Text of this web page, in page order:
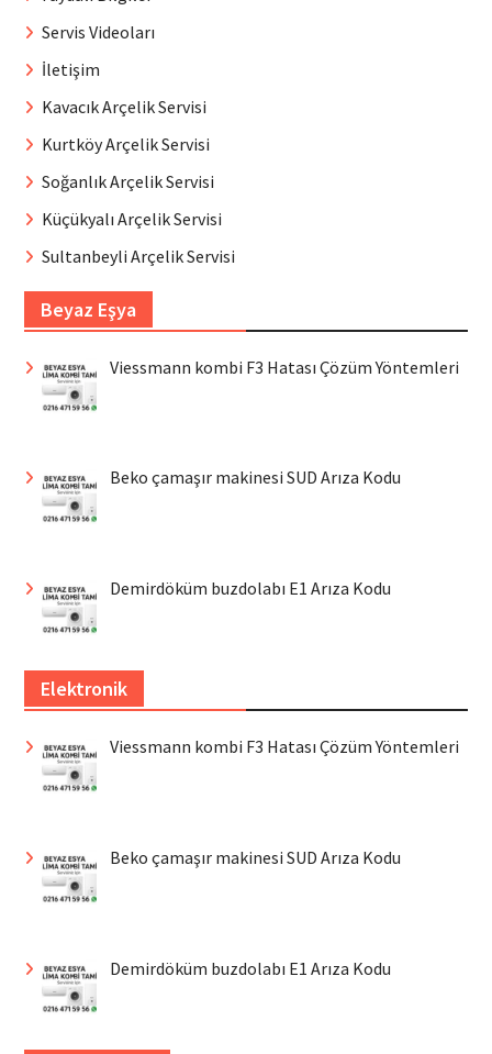
Servis Videoları
İletişim
Kavacık Arçelik Servisi
Kurtköy Arçelik Servisi
Soğanlık Arçelik Servisi
Küçükyalı Arçelik Servisi
Sultanbeyli Arçelik Servisi
Beyaz Eşya
Viessmann kombi F3 Hatası Çözüm Yöntemleri
Beko çamaşır makinesi SUD Arıza Kodu
Demirdöküm buzdolabı E1 Arıza Kodu
Elektronik
Viessmann kombi F3 Hatası Çözüm Yöntemleri
Beko çamaşır makinesi SUD Arıza Kodu
Demirdöküm buzdolabı E1 Arıza Kodu